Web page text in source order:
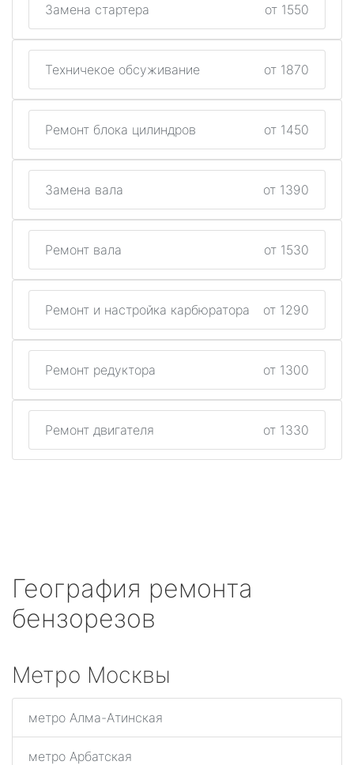
Замена стартера от 1550
Техничекое обсуживание от 1870
Ремонт блока цилиндров от 1450
Замена вала от 1390
Ремонт вала от 1530
Ремонт и настройка карбюратора от 1290
Ремонт редуктора от 1300
Ремонт двигателя от 1330
География ремонта
бензорезов
Метро Москвы
метро Алма-Атинская
метро Арбатская